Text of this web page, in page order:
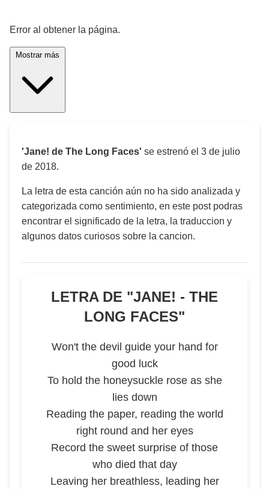
Error al obtener la página.
'Jane! de The Long Faces' se estrenó el 3 de julio
de 2018.
La letra de esta canción aún no ha sido analizada y
categorizada como sentimiento, en este post podras
encontrar el significado de la letra, la traduccion y
algunos datos curiosos sobre la cancion.
LETRA DE "JANE! - THE
LONG FACES"
Won't the devil guide your hand for
good luck
To hold the honeysuckle rose as she
lies down
Reading the paper, reading the world
right round and her eyes
Record the sweet surprise of those
who died that day
Leaving her breathless, leading her